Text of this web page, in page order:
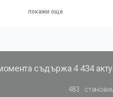
покажи още
съдържа 4 434
483